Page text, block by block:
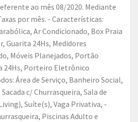
ao mês 08/2020. Mediante
por mês. - Características:
Ar Condicionado, Box Praia
Guarita 24Hs, Medidores
Móveis Planejados, Portão
24Hs, Porteiro Eletrônico
Área de Serviço, Banheiro Social,
c/ Churrasqueira, Sala de
Suíte(s), Vaga Privativa, -
Piscinas Adulto e